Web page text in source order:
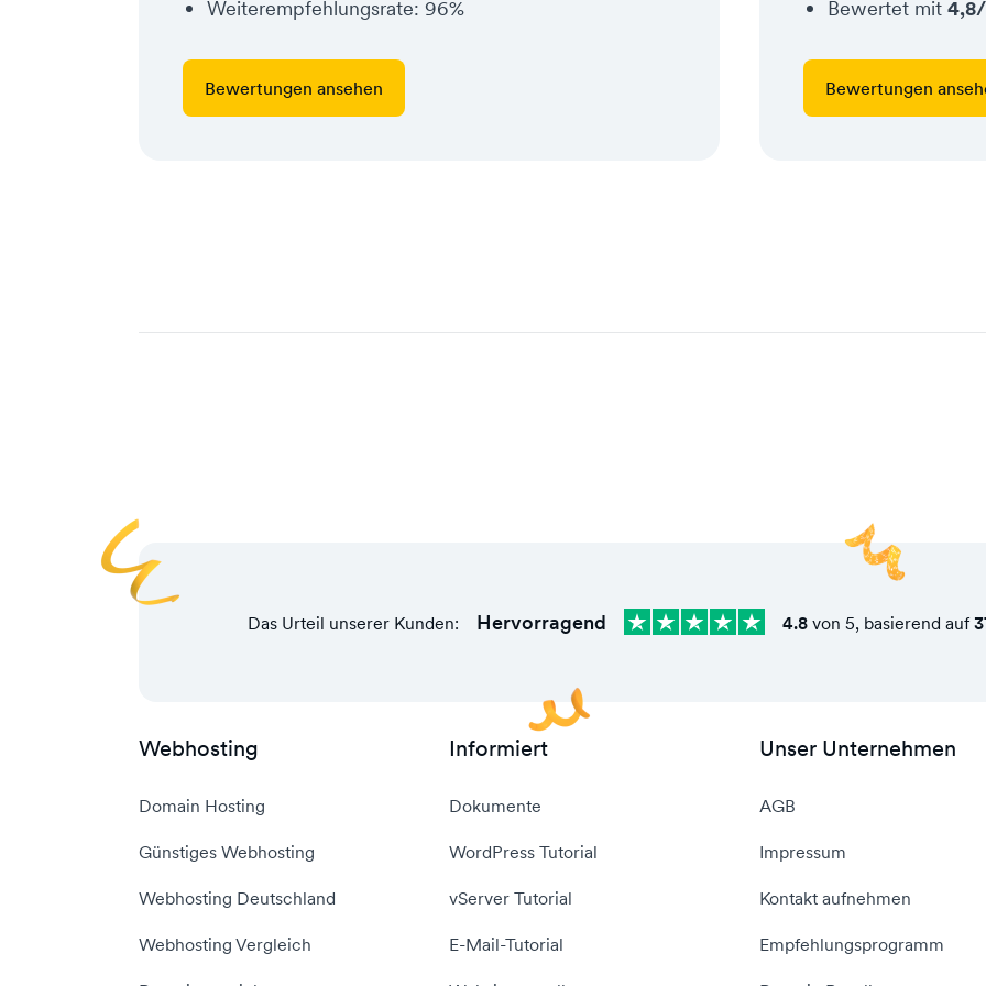
Weiterempfehlungsrate: 96%
Bewertungen ansehen
Bewertet mit
Bewertungen
Das Urteil unserer Kunden: Hervorragend 4.8 von 5, basierend auf
Webhosting
Domain Hosting
Günstiges Webhosting
Webhosting Deutschland
Webhosting Vergleich
Informiert
Dokumente
WordPress Tutorial
vServer Tutorial
E-Mail-Tutorial
Unser Unternehmen
AGB
Impressum
Kontakt aufnehmen
Empfehlungsprogramm